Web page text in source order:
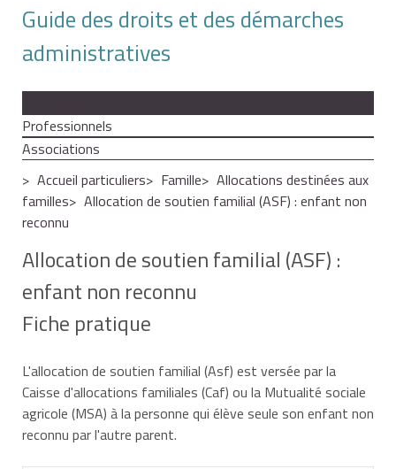
Guide des droits et des démarches
administratives
Professionnels
Associations
Accueil particuliers
Famille
Allocations destinées aux
familles
Allocation de soutien familial (ASF) : enfant non
reconnu
Allocation de soutien familial (ASF) :
enfant non reconnu
Fiche pratique
L'allocation de soutien familial (Asf) est versée par la
Caisse d'allocations familiales (Caf) ou la Mutualité sociale
agricole (MSA) à la personne qui élève seule son enfant non
reconnu par l'autre parent.